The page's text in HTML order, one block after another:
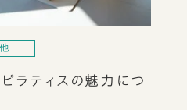
ラティスの魅力につ